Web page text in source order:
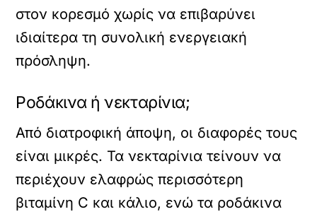
στον κορεσμό χωρίς να επιβαρύνει
ιδιαίτερα τη συνολική ενεργειακή
πρόσληψη.
Ροδάκινα ή νεκταρίνια;
Από διατροφική άποψη, οι διαφορές τους
είναι μικρές. Τα νεκταρίνια τείνουν να
περιέχουν ελαφρώς περισσότερη
βιταμίνη C και κάλιο, ενώ τα ροδάκινα